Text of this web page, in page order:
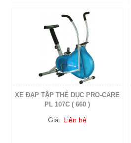
XE ĐẠP TẬP THỂ DỤC PRO-CARE
PL 107C ( 660 )
Giá: Liên hệ